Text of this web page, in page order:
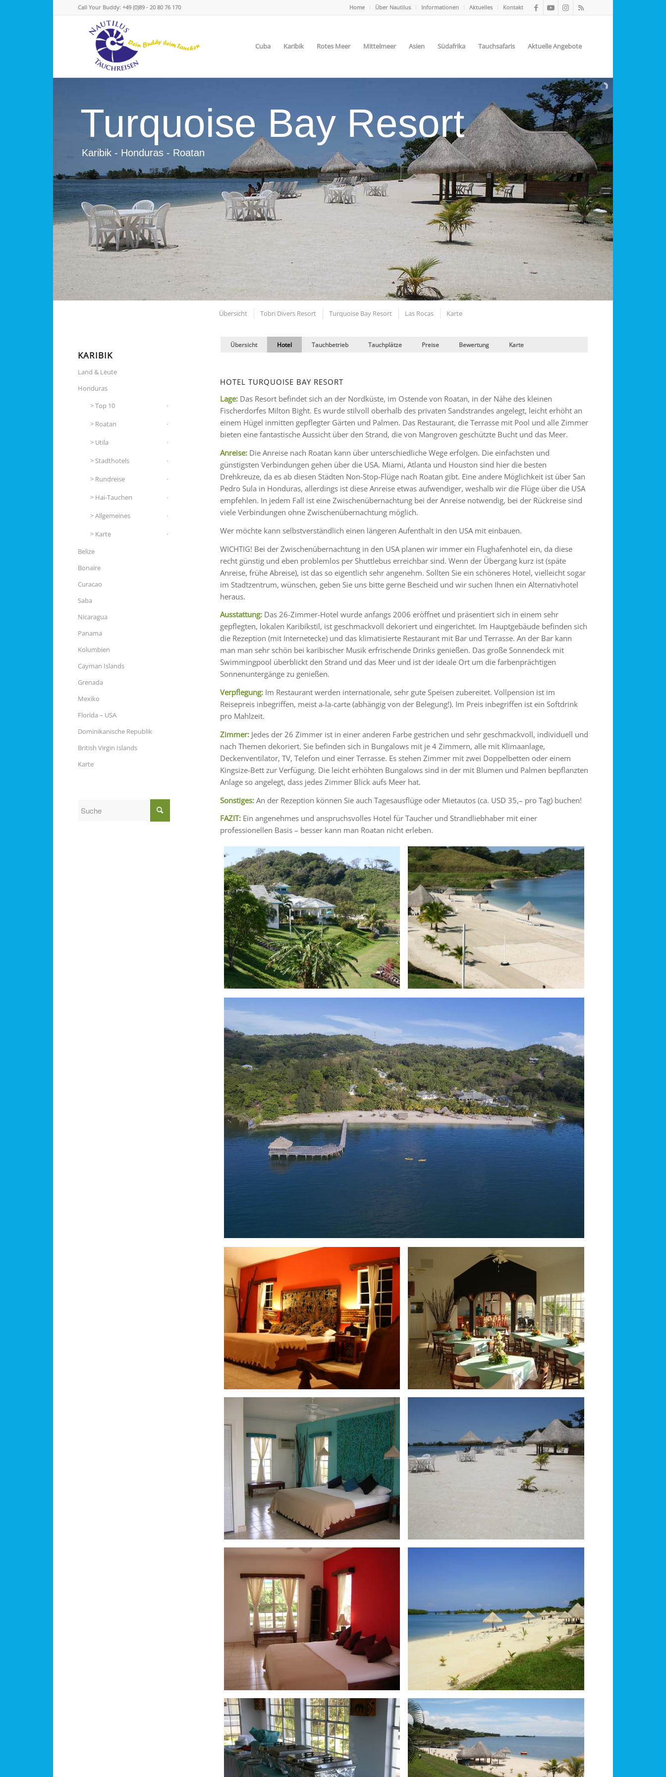
Home Über Nautilus Informationen Aktuelles Kontakt
Call Your Buddy: +49 (0)89 - 20 80 76 170
Cuba Karibik Rotes Meer Mittelmeer Asien Südafrika Tauchsafaris Aktuelle Angebote
Turquoise Bay Resort
Karibik - Honduras - Roatan
Übersicht Tobri Divers Resort Turquoise Bay Resort Las Rocas Karte
Übersicht Hotel Tauchbetrieb Tauchplätze Preise Bewertung Karte
HOTEL TURQUOISE BAY RESORT
Lage: Das Resort befindet sich an der Nordküste, im Ostende von Roatan, in der Nähe des kleinen
Fischerdorfes Milton Bight. Es wurde stilvoll oberhalb des privaten Sandstrandes angelegt, leicht erhöht an
einem Hügel inmitten gepflegter Gärten und Palmen. Das Restaurant, die Terrasse mit Pool und alle Zimmer
bieten eine fantastische Aussicht über den Strand, die von Mangroven geschützte Bucht und das Meer.
Anreise: Die Anreise nach Roatan kann über unterschiedliche Wege erfolgen. Die einfachsten und
günstigsten Verbindungen gehen über die USA. Miami, Atlanta und Houston sind hier die besten
Drehkreuze, da es ab diesen Städten Non-Stop-Flüge nach Roatan gibt. Eine andere Möglichkeit ist über San
Pedro Sula in Honduras, allerdings ist diese Anreise etwas aufwendiger, weshalb wir die Flüge über die USA
empfehlen. In jedem Fall ist eine Zwischenübernachtung bei der Anreise notwendig, bei der Rückreise sind
viele Verbindungen ohne Zwischenübernachtung möglich.
Wer möchte kann selbstverständlich einen längeren Aufenthalt in den USA mit einbauen.
WICHTIG! Bei der Zwischenübernachtung in den USA planen wir immer ein Flughafenhotel ein, da diese
recht günstig und eben problemlos per Shuttlebus erreichbar sind. Wenn der Übergang kurz ist (späte
Anreise, frühe Abreise), ist das so eigentlich sehr angenehm. Sollten Sie ein schöneres Hotel, vielleicht sogar
im Stadtzentrum, wünschen, geben Sie uns bitte gerne Bescheid und wir suchen Ihnen ein Alternativhotel
heraus.
Ausstattung: Das 26-Zimmer-Hotel wurde anfangs 2006 eröffnet und präsentiert sich in einem sehr
gepflegten, lokalen Karibikstil, ist geschmackvoll dekoriert und eingerichtet. Im Hauptgebäude befinden sich
die Rezeption (mit Internetecke) und das klimatisierte Restaurant mit Bar und Terrasse. An der Bar kann
man man sehr schön bei karibischer Musik erfrischende Drinks genießen. Das große Sonnendeck mit
Swimmingpool überblickt den Strand und das Meer und ist der ideale Ort um die farbenprächtigen
Sonnenuntergänge zu genießen.
Verpflegung: Im Restaurant werden internationale, sehr gute Speisen zubereitet. Vollpension ist im
Reisepreis inbegriffen, meist a-la-carte (abhängig von der Belegung!). Im Preis inbegriffen ist ein Softdrink
pro Mahlzeit.
Zimmer: Jedes der 26 Zimmer ist in einer anderen Farbe gestrichen und sehr geschmackvoll, individuell und
nach Themen dekoriert. Sie befinden sich in Bungalows mit je 4 Zimmern, alle mit Klimaanlage,
Deckenventilator, TV, Telefon und einer Terrasse. Es stehen Zimmer mit zwei Doppelbetten oder einem
Kingsize-Bett zur Verfügung. Die leicht erhöhten Bungalows sind in der mit Blumen und Palmen bepflanzten
Anlage so angelegt, dass jedes Zimmer Blick aufs Meer hat.
Sonstiges: An der Rezeption können Sie auch Tagesausflüge oder Mietautos (ca. USD 35,– pro Tag) buchen!
FAZIT: Ein angenehmes und anspruchsvolles Hotel für Taucher und Strandliebhaber mit einer
professionellen Basis – besser kann man Roatan nicht erleben.
KARIBIK
Land & Leute
Honduras
Top 10
Roatan
Utila
Stadthotels
Rundreise
Hai-Tauchen
Allgemeines
Karte
Belize
Bonaire
Curacao
Saba
Nicaragua
Panama
Kolumbien
Cayman Islands
Grenada
Mexiko
Florida – USA
Dominikanische Republik
British Virgin Islands
Karte